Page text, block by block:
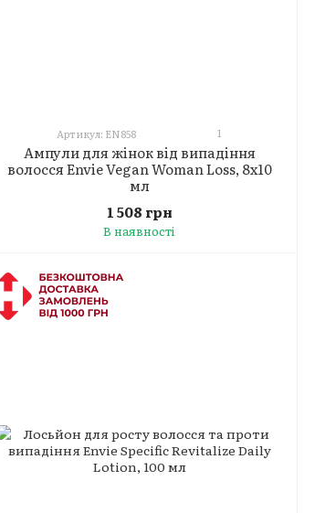
Артикул: EN858 1
Ампули для жінок від випадіння
волосся Envie Vegan Woman Loss, 8x10
мл
1 508 грн
В наявності